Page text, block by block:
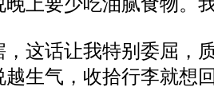
，这话让我特别委屈，
生气，收拾行李就想